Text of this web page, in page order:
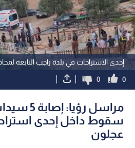
إحدى الاستراحات في بلدة راجب التابعة
0
0
مراسل
سقوط داخل إحدى
عجلون